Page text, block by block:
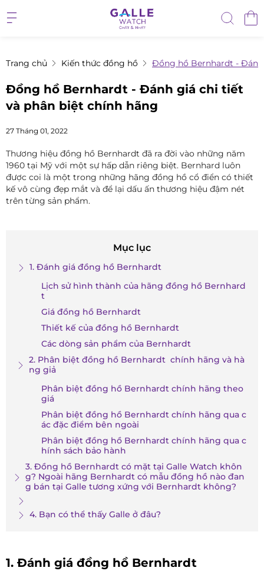
Trang chủ Kiến thức đồng hồ Đồng hồ Bernhardt -
Đồng hồ Bernhardt - Đánh giá chi tiết
và phân biệt chính hãng
27 Tháng 01, 2022
Thương hiệu đồng hồ Bernhardt đã ra đời vào những năm
1960 tại Mỹ với một sự hấp dẫn riêng biệt. Bernhard luôn
được coi là một trong những hãng đồng hồ cổ điển có thiết
kế vô cùng đẹp mắt và để lại dấu ấn thương hiệu đậm nét
trên từng sản phẩm.
Mục lục
1. Đánh giá đồng hồ Bernhardt
Lịch sử hình thành của hãng đồng hồ Bernhard
t
Giá đồng hồ Bernhardt
Thiết kế của đồng hồ Bernhardt
Các dòng sản phẩm của Bernhardt
2. Phân biệt đồng hồ Bernhardt chính hãng và hà
ng giả
Phân biệt đồng hồ Bernhardt chính hãng theo
giá
Phân biệt đồng hồ Bernhardt chính hãng qua c
ác đặc điểm bên ngoài
Phân biệt đồng hồ Bernhardt chính hãng qua c
hính sách bảo hành
3. Đồng hồ Bernhardt có mặt tại Galle Watch khôn
g? Ngoài hãng Bernhardt có mẫu đồng hồ nào đan
g bán tại Galle tương xứng với Bernhardt không?
4. Bạn có thể thấy Galle ở đâu?
1. Đánh giá đồng hồ Bernhardt